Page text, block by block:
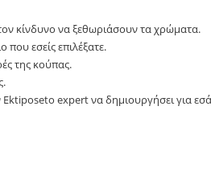
κίνδυνο να ξεθωριάσουν τα χρώματα.
εσείς επιλέξατε.
της κούπας.
expert να δημιουργήσει για